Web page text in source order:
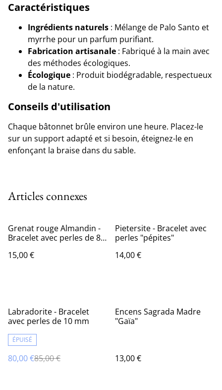
Caractéristiques
Ingrédients naturels : Mélange de Palo Santo et
myrrhe pour un parfum purifiant.
Fabrication artisanale : Fabriqué à la main avec
des méthodes écologiques.
Écologique : Produit biodégradable, respectueux
de la nature.
Conseils d'utilisation
Chaque bâtonnet brûle environ une heure. Placez-le
sur un support adapté et si besoin, éteignez-le en
enfonçant la braise dans du sable.
Articles connexes
Grenat rouge Almandin -
Bracelet avec perles de 8
15,00 €
Pietersite - Bracelet avec
perles "pépites"
14,00 €
%
Labradorite - Bracelet
avec perles de 10 mm
ÉPUISÉ
80,00 €85,00 €
Encens Sagrada Madre
"Gaïa"
13,00 €